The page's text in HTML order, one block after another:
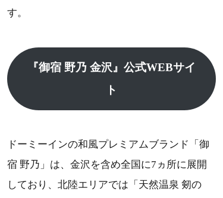
す。
『御宿 野乃 金沢』公式WEBサイ
ト
ドーミーインの和風プレミアムブランド「御
宿 野乃」は、金沢を含め全国に7ヵ所に展開
しており、北陸エリアでは「天然温泉 剱の